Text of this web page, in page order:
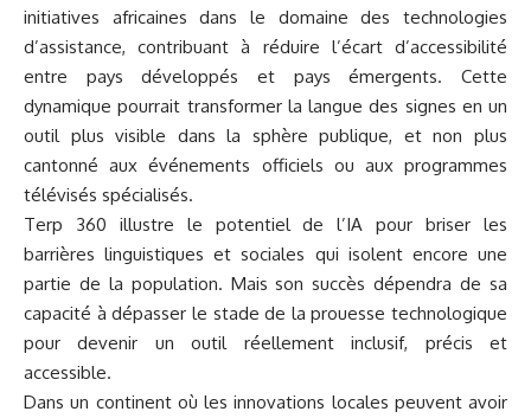
initiatives africaines dans le domaine des technologies
d’assistance, contribuant à réduire l’écart d’accessibilité
entre pays développés et pays émergents. Cette
dynamique pourrait transformer la langue des signes en un
outil plus visible dans la sphère publique, et non plus
cantonné aux événements officiels ou aux programmes
télévisés spécialisés.
Terp 360 illustre le potentiel de l’IA pour briser les
barrières linguistiques et sociales qui isolent encore une
partie de la population. Mais son succès dépendra de sa
capacité à dépasser le stade de la prouesse technologique
pour devenir un outil réellement inclusif, précis et
accessible.
Dans un continent où les innovations locales peuvent avoir